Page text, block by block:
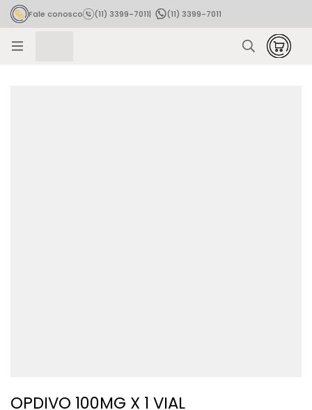
Fale conosco (11) 3399-7011|
(11) 3399-7011
OPDIVO 100MG X 1 VIAL